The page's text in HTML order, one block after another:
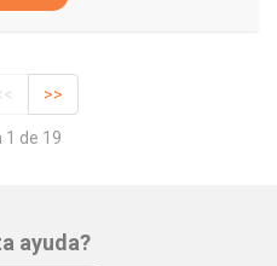
>>
1 de 19
ayuda?